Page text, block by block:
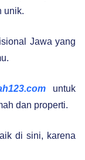
unik.
Jawa yang
untuk
dan properti.
di sini, karena